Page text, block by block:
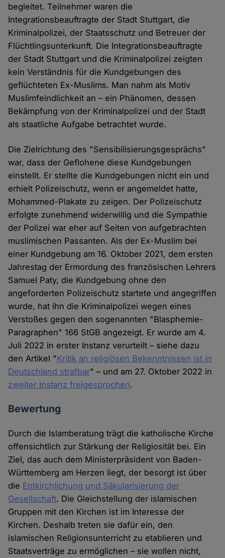
begleitet. Teilnehmer waren die
Integrationsbeauftragte der Stadt Stuttgart, die
Kriminalpolizei, der Staatsschutz und Betreuer der
Flüchtlingsunterkunft. Die Integrationsbeauftragte
der Stadt Stuttgart und die Kriminalpolizei zeigten
kein Verständnis für die Kundgebungen des
geflüchteten Ex-Muslims. Man nahm als Motiv
Muslimfeindlichkeit an – ein Phänomen, dessen
Bekämpfung von der Kriminalpolizei und der Stadt
als staatliche Aufgabe betrachtet wurde.
Die Zielrichtung des "Sensibilisierungsgesprächs"
war, dass der Geflohene diese Kundgebungen
einstellt. Er stellte die Kundgebungen nicht ein und
erhielt Polizeischutz, wenn er angemeldet hatte,
Mohammed-Plakate zu zeigen. Der Polizeischutz
erfolgte zunehmend widerwillig und die Sympathie
der Polizei war eher auf Seiten von aufgebrachten
muslimischen Passanten. Als der Ex-Muslim bei
einer Kundgebung am 16. Oktober 2021, dem ersten
Jahrestag der Ermordung des französischen Lehrers
Samuel Paty, die Kundgebung ohne den
angeforderten Polizeischutz startete und angegriffen
wurde, hat ihn die Kriminalpolizei wegen eines
Verstoßes gegen den sogenannten "Blasphemie-
Paragraphen" 166 StGB angezeigt. Er wurde am 4.
Juli 2022 in erster Instanz verurteilt – siehe dazu
den Artikel "Kritik an religiösen Bekenntnissen ist in
Deutschland strafbar" – und am 27. Oktober 2022 in
zweiter Instanz freigesprochen.
Bewertung
Durch die Islamberatung trägt die katholische Kirche
offensichtlich zur Stärkung der Religiosität bei. Ein
Ziel, das auch dem Ministerpräsident von Baden-
Württemberg am Herzen liegt, der besorgt ist über
die Entkirchlichung und Säkularisierung der
Gesellschaft. Die Gleichstellung der islamischen
Gruppen mit den Kirchen ist im Interesse der
Kirchen. Deshalb treten sie dafür ein, den
islamischen Religionsunterricht zu etablieren und
Staatsverträge zu ermöglichen – sie wollen nicht,